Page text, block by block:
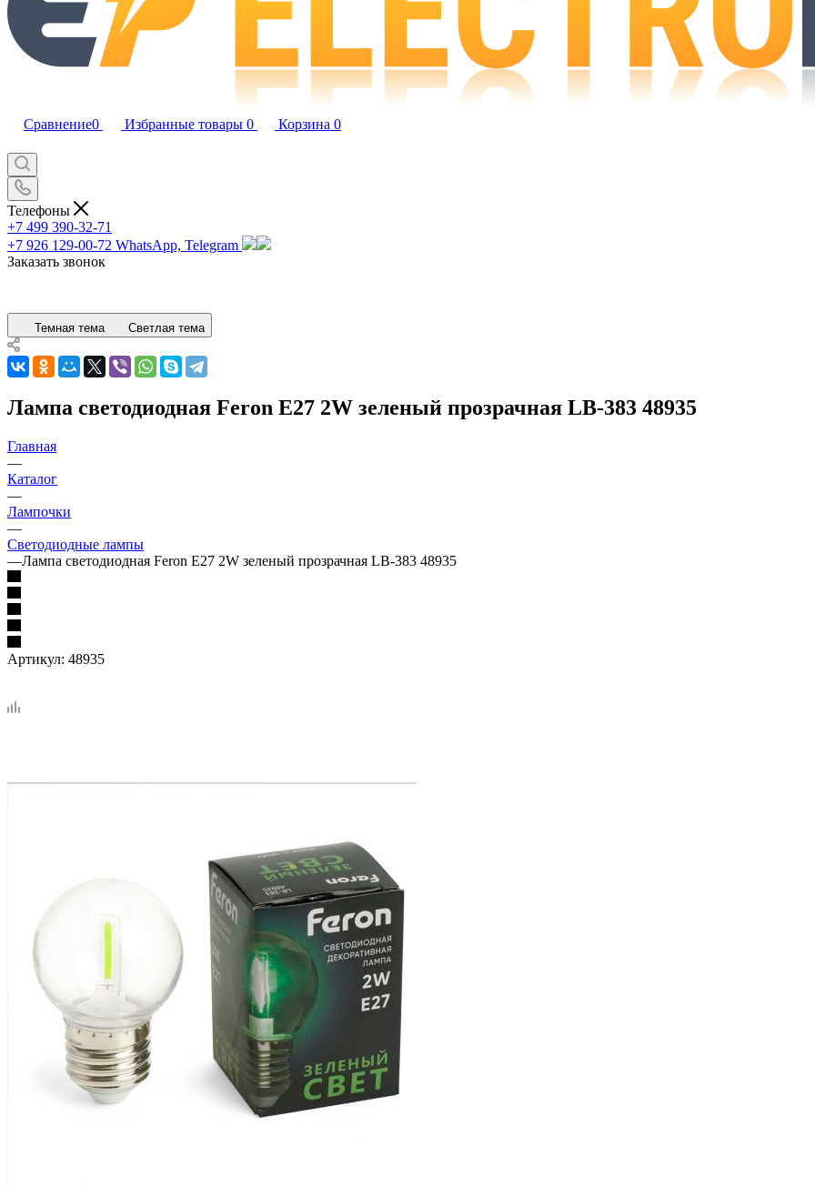
Сравнение0 Избранные товары 0 Корзина 0
Телефоны
+7 499 390-32-71
+7 926 129-00-72 WhatsApp, Telegram
Заказать звонок
Темная тема Светлая тема
Лампа светодиодная Feron E27 2W зеленый прозрачная LB-383 48935
Главная
—
Каталог
—
Лампочки
—
Светодиодные лампы
—Лампа светодиодная Feron E27 2W зеленый прозрачная LB-383 48935
Артикул: 48935